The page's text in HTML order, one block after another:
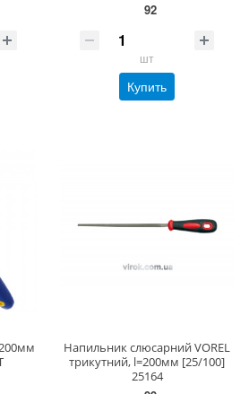
92
шт
Купить
Напильник слюсарний VOREL
трикутний, l=200мм [25/100]
25164